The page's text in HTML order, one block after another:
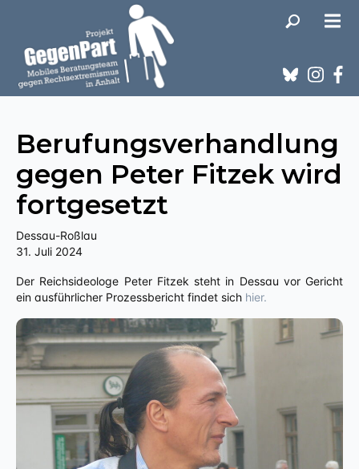
Berufungsverhandlung
gegen Peter Fitzek wird
fortgesetzt
Dessau-Roßlau
31. Juli 2024
Der Reichsideologe Peter Fitzek steht in Dessau vor Gericht
ein ausführlicher Prozessbericht findet sich hier.